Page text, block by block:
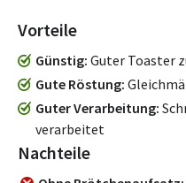
Vorteile
Günstig Guter Toaster
Gute Röstung
Guter Verarbeitung
verarbeitet
Nachteile